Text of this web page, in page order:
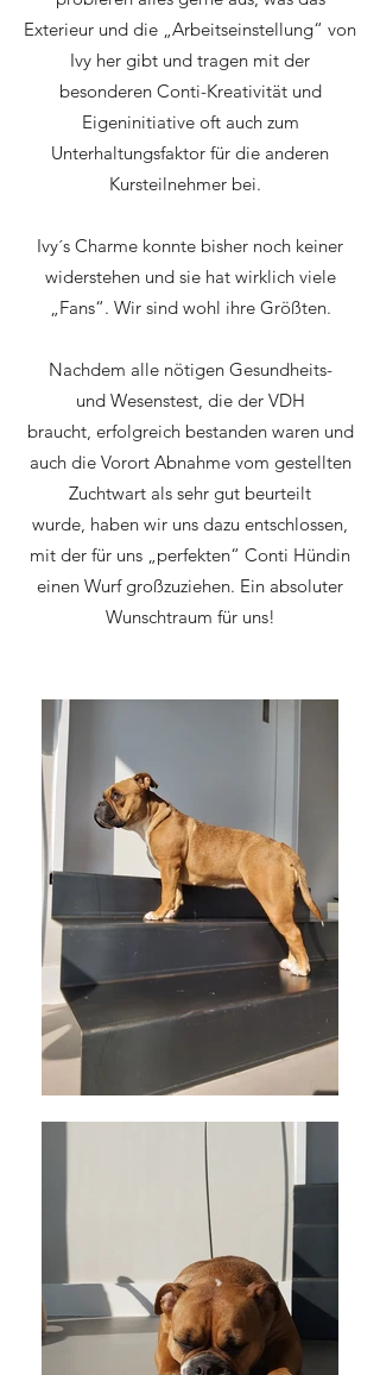
Exterieur und die „Arbeitseinstellung“ von
Ivy her gibt und tragen mit der
besonderen Conti-Kreativität und
Eigeninitiative oft auch zum
Unterhaltungsfaktor für die anderen
Kursteilnehmer bei.
Ivy´s Charme konnte bisher noch keiner
widerstehen und sie hat wirklich viele
„Fans“. Wir sind wohl ihre Größten.
Nachdem alle nötigen Gesundheits-
und Wesenstest, die der VDH
braucht, erfolgreich bestanden waren und
auch die Vorort Abnahme vom gestellten
Zuchtwart als sehr gut beurteilt
wurde, haben wir uns dazu entschlossen,
mit der für uns „perfekten“ Conti Hündin
einen Wurf großzuziehen. Ein absoluter
Wunschtraum für uns!